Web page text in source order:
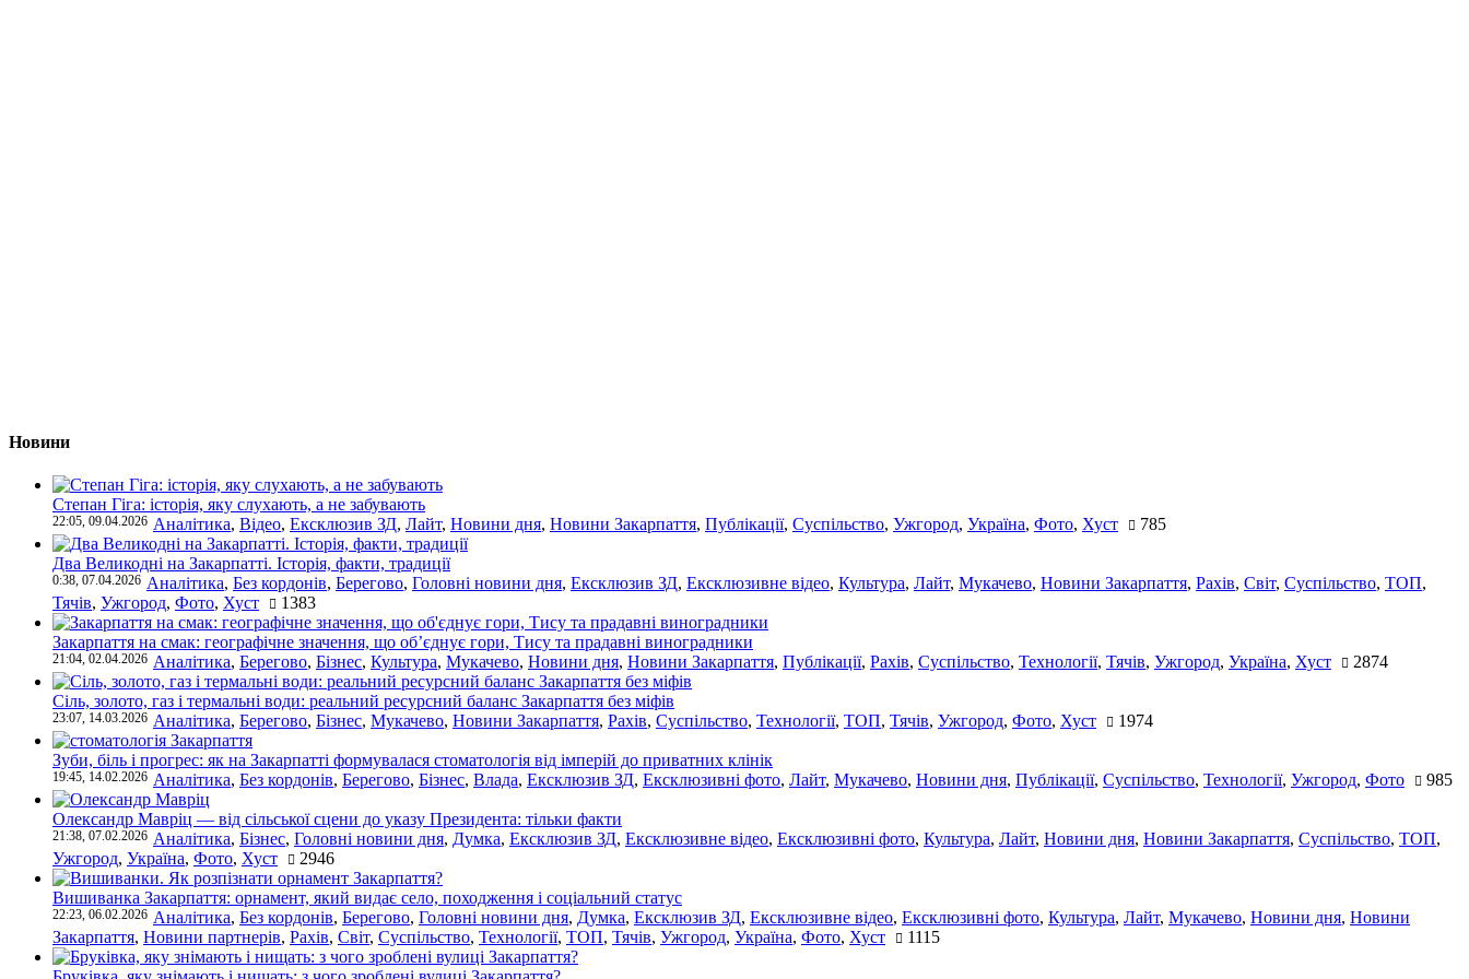
Новини
Степан Гіга: історія, яку слухають, а не забувають
22:05, 09.04.2026 Аналітика, Відео, Ексклюзив ЗД, Лайт, Новини дня, Новини Закарпаття, Публікації, Суспільство, Ужгород, Україна, Фото, Хуст 785
Два Великодні на Закарпатті. Історія, факти, традиції
0:38, 07.04.2026 Аналітика, Без кордонів, Берегово, Головні новини дня, Ексклюзив ЗД, Ексклюзивне відео, Культура, Лайт, Мукачево, Новини Закарпаття, Рахів, Світ, Суспільство, ТОП,
Тячів, Ужгород, Фото, Хуст 1383
Закарпаття на смак: географічне значення, що об’єднує гори, Тису та прадавні виноградники
21:04, 02.04.2026 Аналітика, Берегово, Бізнес, Культура, Мукачево, Новини дня, Новини Закарпаття, Публікації, Рахів, Суспільство, Технології, Тячів, Ужгород, Україна, Хуст 2874
Сіль, золото, газ і термальні води: реальний ресурсний баланс Закарпаття без міфів
23:07, 14.03.2026 Аналітика, Берегово, Бізнес, Мукачево, Новини Закарпаття, Рахів, Суспільство, Технології, ТОП, Тячів, Ужгород, Фото, Хуст 1974
Зуби, біль і прогрес: як на Закарпатті формувалася стоматологія від імперій до приватних клінік
19:45, 14.02.2026 Аналітика, Без кордонів, Берегово, Бізнес, Влада, Ексклюзив ЗД, Ексклюзивні фото, Лайт, Мукачево, Новини дня, Публікації, Суспільство, Технології, Ужгород, Фото 985
Олександр Мавріц — від сільської сцени до указу Президента: тільки факти
21:38, 07.02.2026 Аналітика, Бізнес, Головні новини дня, Думка, Ексклюзив ЗД, Ексклюзивне відео, Ексклюзивні фото, Культура, Лайт, Новини дня, Новини Закарпаття, Суспільство, ТОП,
Ужгород, Україна, Фото, Хуст 2946
Вишиванка Закарпаття: орнамент, який видає село, походження і соціальний статус
22:23, 06.02.2026 Аналітика, Без кордонів, Берегово, Головні новини дня, Думка, Ексклюзив ЗД, Ексклюзивне відео, Ексклюзивні фото, Культура, Лайт, Мукачево, Новини дня, Новини
Закарпаття, Новини партнерів, Рахів, Світ, Суспільство, Технології, ТОП, Тячів, Ужгород, Україна, Фото, Хуст 1115